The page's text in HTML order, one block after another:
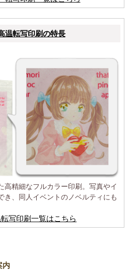
温転写印刷の特長
高精細なフルカラー印刷。写真やイ
き、同人イベントのノベルティにも
写印刷一覧はこちら
内